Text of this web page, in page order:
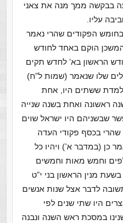
בבקשה ממך מנה את צאני
עליו.
הפקודים שהרי נאמר
הוקם באחד לחודש
הראשון בא’ לחדש תקים
שלו שנאמר (שמות ל”ח)
למדת ששתים היו, אחת
ראשונה ואחת בשנה שנייה
שבשניהם היו ישראל שוים
שהרי בכסף פקודי העדה
כן (במדבר א’) ויהיו כל
וחמש מאות וחמשים
מנין הראשון בני י”ט
לדבר אצל שנות אנשים
היו שתי שנים לפי
במסכת ראש השנה ונבנה